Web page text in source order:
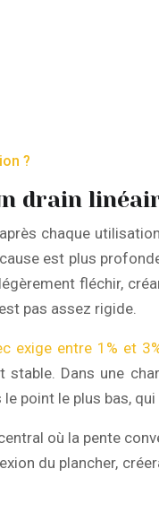
?
drain
chaque
est plus
fléchir,
pas assez rigide.
exige entre 1% et
Dans une
point le plus bas,
où la pente
du plancher,